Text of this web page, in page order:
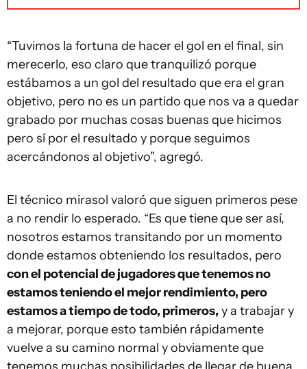
“Tuvimos la fortuna de hacer el gol en el final, sin
merecerlo, eso claro que tranquilizó porque
estábamos a un gol del resultado que era el gran
objetivo, pero no es un partido que nos va a quedar
grabado por muchas cosas buenas que hicimos
pero sí por el resultado y porque seguimos
acercándonos al objetivo”, agregó.
El técnico mirasol valoró que siguen primeros pese
a no rendir lo esperado. “Es que tiene que ser así,
nosotros estamos transitando por un momento
donde estamos obteniendo los resultados, pero
con el potencial de jugadores que tenemos no
estamos teniendo el mejor rendimiento, pero
estamos a tiempo de todo, primeros, y a trabajar y
a mejorar, porque esto también rápidamente
vuelve a su camino normal y obviamente que